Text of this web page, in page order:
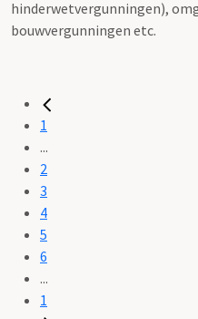
hinderwetvergunningen),
bouwvergunningen etc.
1
...
2
3
4
5
6
...
1